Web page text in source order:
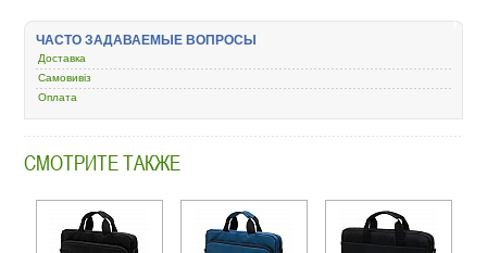
dlya-
15-
bibm15-
6-
black-
ЧАСТО ЗАДАВАЕМЫЕ ВОПРОСЫ
Доставка
Самовивіз
Оплата
СМОТРИТЕ ТАКЖЕ